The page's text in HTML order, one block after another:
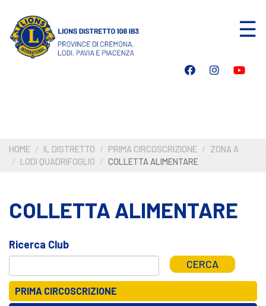
contenuto
principale
☰
HOME IL DISTRETTO PRIMA CIRCOSCRIZIONE
ZONA A
LODI QUADRIFOGLIO
COLLETTA ALIMENTARE
COLLETTA ALIMENTARE
Ricerca Club
CERCA
PRIMA CIRCOSCRIZIONE